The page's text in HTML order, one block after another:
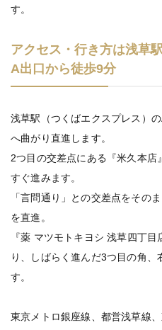
す。
アクセス・行き方は浅草
A出口から徒歩9分
浅草駅（つくばエクスプレス）
へ曲がり直進します。
2つ目の交差点にある『米久本店
すぐ進みます。
「言問通り」との交差点をその
を直進。
『薬 マツモトキヨシ 浅草四丁
り、しばらく進んだ3つ目の角、
す。
東京メトロ銀座線、都営浅草線